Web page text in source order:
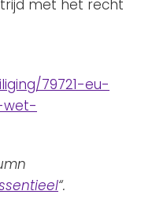
met het recht
79721-eu-
wet-
“.